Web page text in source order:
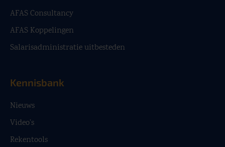
AFAS Consultancy
AFAS Koppelingen
Salarisadministratie uitbesteden
Kennisbank
Nieuws
Video’s
Rekentools